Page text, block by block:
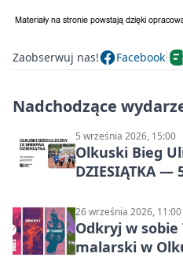
Zaobserwuj nas! Facebook
Nadchodzące
5 września 2026, 15:00
Olkuski Bieg
DZIESIĄTKA —
26 września 2026, 11:00
Odkryj w sobie
malarski w